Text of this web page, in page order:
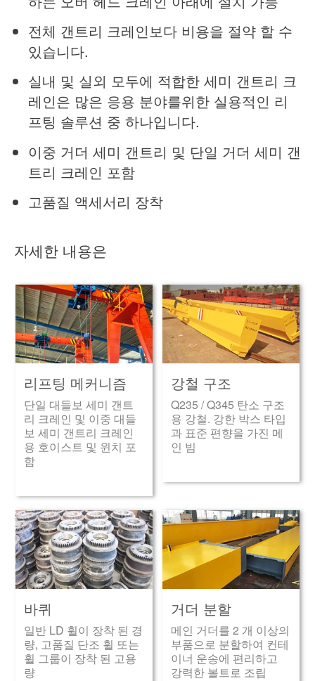
전체 갠트리 크레인보다 비용을 절약 할 수
있습니다.
실내 및 실외 모두에 적합한 세미 갠트리 크
레인은 많은 응용 분야를위한 실용적인 리
프팅 솔루션 중 하나입니다.
이중 거더 세미 갠트리 및 단일 거더 세미 갠
트리 크레인 포함
고품질 액세서리 장착
자세한 내용은
리프팅 메커니즘
단일 대들보 세미 갠트
리 크레인 및 이중 대들
보 세미 갠트리 크레인
용 호이스트 및 윈치 포
함
강철 구조
Q235 / Q345 탄소 구조
용 강철. 강한 박스 타입
과 표준 편향을 가진 메
인 빔
바퀴
일반 LD 휠이 장착 된 경
량, 고품질 단조 휠 또는
휠 그룹이 장착 된 고용
량
거더 분할
메인 거더를 2 개 이상의
부품으로 분할하여 컨테
이너 운송에 편리하고
강력한 볼트로 조립